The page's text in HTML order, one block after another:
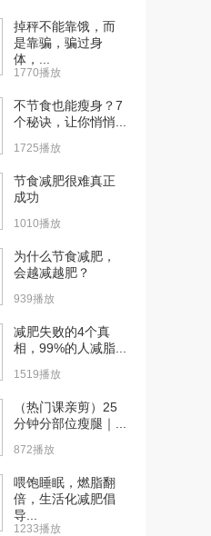
战（太
43:31
：探
52:51
：宇
54:53
傅里
15:45
：笑
关于减
埃及的
哲理
掉秤不能靠饿，而
是靠骗，骗过身
体，...
1770播放
不节食也能瘦身？7
个秘诀，让你悄悄...
1725播放
节食减肥很难真正
成功
1010播放
为什么节食减肥，
会越减越肥？
939播放
减肥失败的4个真
相，99%的人减脂...
1519播放
（热门课亲剪）25
分钟分部位瘦腿｜...
872播放
喂饱睡眠，燃脂翻
倍，生活化减肥倡
导...
1233播放